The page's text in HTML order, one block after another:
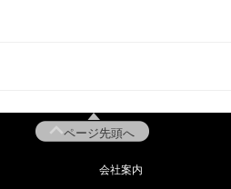
ページ先頭へ
会社案内